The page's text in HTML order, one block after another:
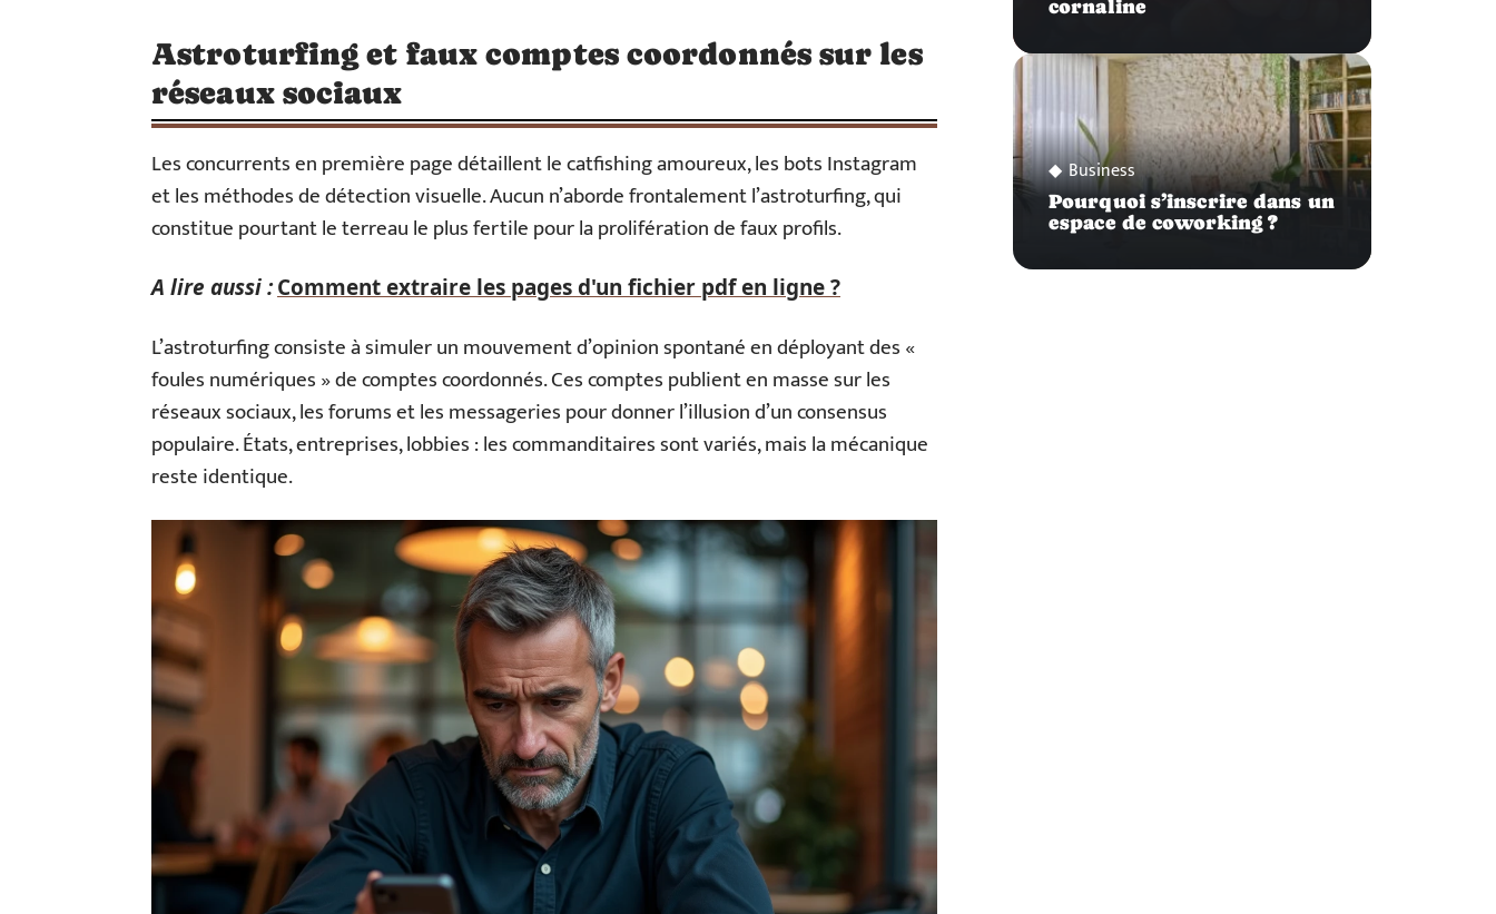
Astroturfing et faux comptes coordonnés sur les
réseaux sociaux
Les concurrents en première page détaillent le catfishing amoureux, les bots Instagram
et les méthodes de détection visuelle. Aucun n’aborde frontalement l’astroturfing, qui
constitue pourtant le terreau le plus fertile pour la prolifération de faux profils.
A lire aussi :Comment extraire les pages d'un fichier pdf en ligne ?
L’astroturfing consiste à simuler un mouvement d’opinion spontané en déployant des «
foules numériques » de comptes coordonnés. Ces comptes publient en masse sur les
réseaux sociaux, les forums et les messageries pour donner l’illusion d’un consensus
populaire. États, entreprises, lobbies : les commanditaires sont variés, mais la mécanique
reste identique.
cornaline
Business
Pourquoi s’inscrire dans un
espace de coworking ?